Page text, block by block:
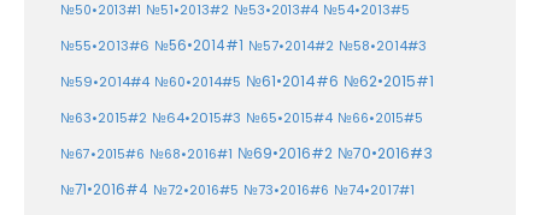
№50•2013#1 №51•2013#2 №53•2013#4 №54•2013#5
№55•2013#6 №56•2014#1 №57•2014#2 №58•2014#3
№59•2014#4 №60•2014#5 №61•2014#6 №62•2015#1
№63•2015#2 №64•2015#3 №65•2015#4 №66•2015#5
№67•2015#6 №68•2016#1 №69•2016#2 №70•2016#3
№71•2016#4 №72•2016#5 №73•2016#6 №74•2017#1